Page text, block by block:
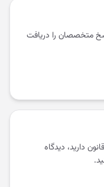
متخصصان را دریافت
دارید، دیدگاه